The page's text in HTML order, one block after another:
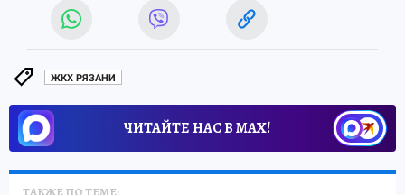
ЖКХ РЯЗАНИ
ЧИТАЙТЕ НАС В МАХ!
ТАКЖЕ ПО ТЕМЕ: